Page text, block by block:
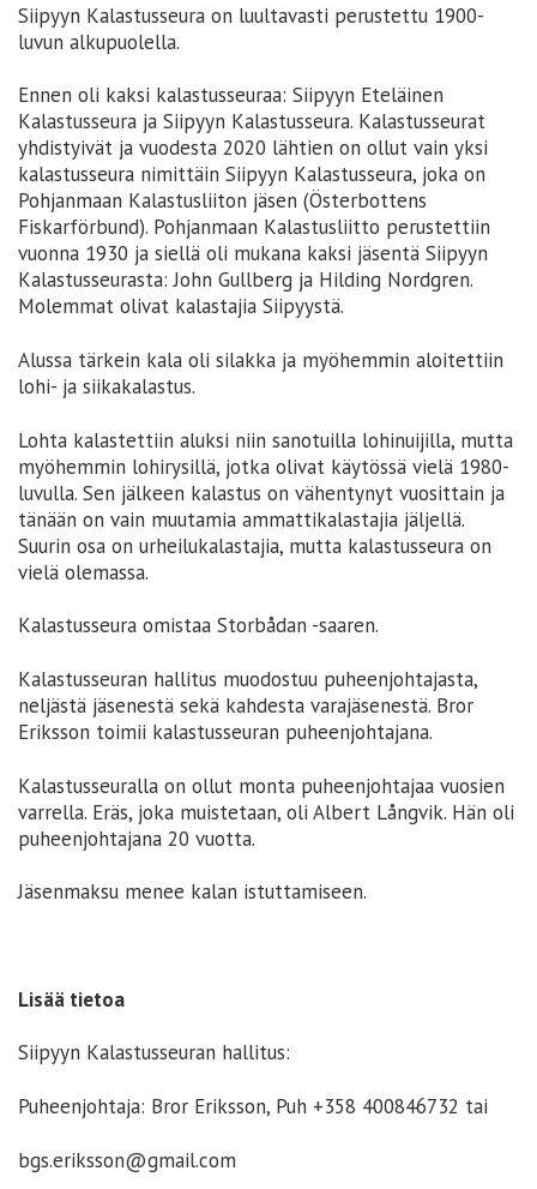
Siipyyn Kalastusseura on luultavasti perustettu 1900-
luvun alkupuolella.
Ennen oli kaksi kalastusseuraa: Siipyyn Eteläinen
Kalastusseura ja Siipyyn Kalastusseura. Kalastusseurat
yhdistyivät ja vuodesta 2020 lähtien on ollut vain yksi
kalastusseura nimittäin Siipyyn Kalastusseura, joka on
Pohjanmaan Kalastusliiton jäsen (Österbottens
Fiskarförbund). Pohjanmaan Kalastusliitto perustettiin
vuonna 1930 ja siellä oli mukana kaksi jäsentä Siipyyn
Kalastusseurasta: John Gullberg ja Hilding Nordgren.
Molemmat olivat kalastajia Siipyystä.
Alussa tärkein kala oli silakka ja myöhemmin aloitettiin
lohi- ja siikakalastus.
Lohta kalastettiin aluksi niin sanotuilla lohinuijilla, mutta
myöhemmin lohirysillä, jotka olivat käytössä vielä 1980-
luvulla. Sen jälkeen kalastus on vähentynyt vuosittain ja
tänään on vain muutamia ammattikalastajia jäljellä.
Suurin osa on urheilukalastajia, mutta kalastusseura on
vielä olemassa.
Kalastusseura omistaa Storbådan -saaren.
Kalastusseuran hallitus muodostuu puheenjohtajasta,
neljästä jäsenestä sekä kahdesta varajäsenestä. Bror
Eriksson toimii kalastusseuran puheenjohtajana.
Kalastusseuralla on ollut monta puheenjohtajaa vuosien
varrella. Eräs, joka muistetaan, oli Albert Långvik. Hän oli
puheenjohtajana 20 vuotta.
Jäsenmaksu menee kalan istuttamiseen.
Lisää tietoa
Siipyyn Kalastusseuran hallitus:
Puheenjohtaja: Bror Eriksson, Puh +358 400846732 tai
bgs.eriksson@gmail.com